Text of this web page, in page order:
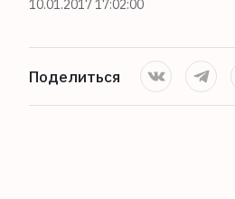
10.01.2017 17:02:00
Поделиться